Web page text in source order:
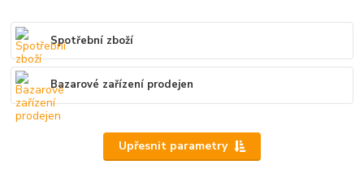
Spotřební zboží
Bazarové zařízení prodejen
Upřesnit parametry